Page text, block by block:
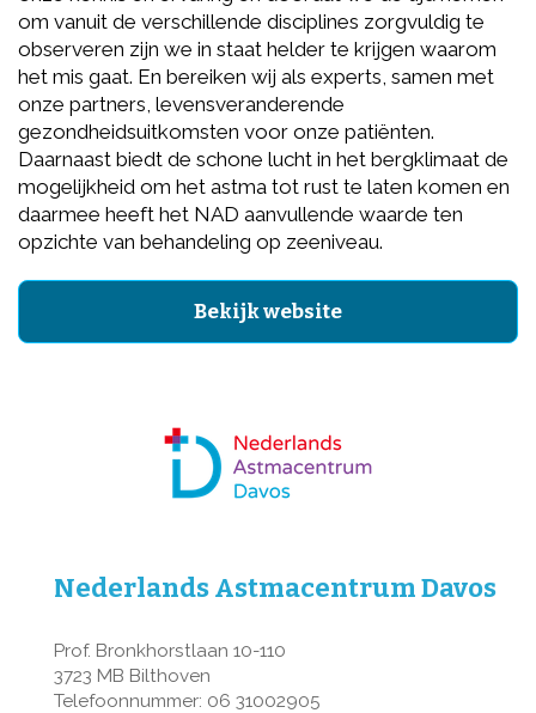
om vanuit de verschillende disciplines zorgvuldig te
observeren zijn we in staat helder te krijgen waarom
het mis gaat. En bereiken wij als experts, samen met
onze partners, levensveranderende
gezondheidsuitkomsten voor onze patiënten.
Daarnaast biedt de schone lucht in het bergklimaat de
mogelijkheid om het astma tot rust te laten komen en
daarmee heeft het NAD aanvullende waarde ten
opzichte van behandeling op zeeniveau.
Bekijk website
Nederlands Astmacentrum Davos
Prof. Bronkhorstlaan 10-110
3723 MB Bilthoven
Telefoonnummer: 06 31002905